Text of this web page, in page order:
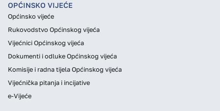
OPĆINSKO VIJEĆE
Općinsko vijeće
Rukovodstvo Općinskog vijeća
Vijećnici Općinskog vijeća
Dokumenti i odluke Općinskog vijeća
Komisije i radna tijela Općinskog vijeća
Vijećnička pitanja i incijative
e-Vijeće